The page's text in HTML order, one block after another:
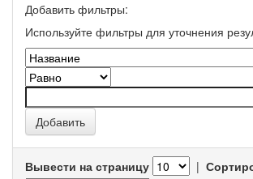
Добавить фильтры:
Используйте фильтры для уточнения
Вывести на страницу |